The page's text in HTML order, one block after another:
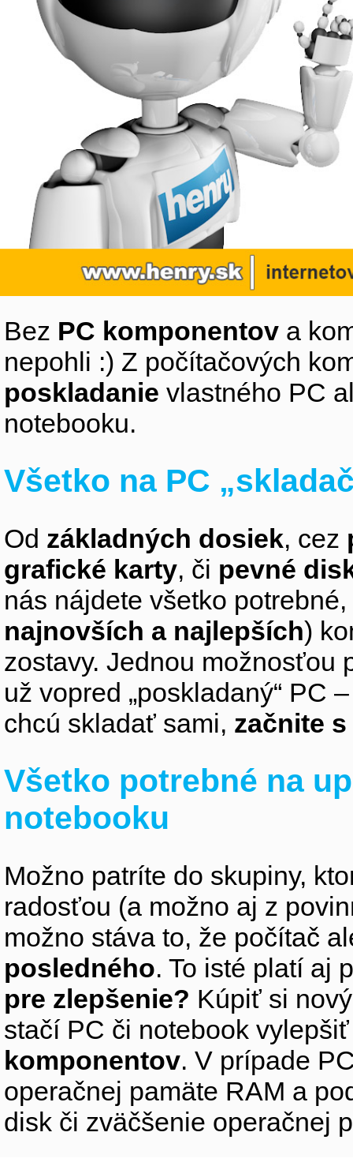
Bez PC komponentov a
nepohli :) Z počítačových
poskladanie vlastného PC
notebooku.
Všetko na PC
Od základných dosiek, cez
grafické karty, či pevné
nás nájdete všetko
najnovších a najlepších)
zostavy. Jednou možnosťou
už vopred „poskladaný“ PC
chcú skladať sami, začnite
Všetko potrebné na
notebooku
Možno patríte do skupiny,
radosťou (a možno aj z
možno stáva to, že počítač
posledného. To isté platí aj
pre zlepšenie? Kúpiť si
stačí PC či notebook
komponentov. V prípade
operačnej pamäte RAM a
disk či zväčšenie operačnej